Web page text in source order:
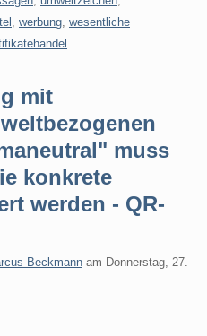
werbung wesentliche
mit
muss
konkrete
werden - QR-
Beckmann am Donnerstag, 27.